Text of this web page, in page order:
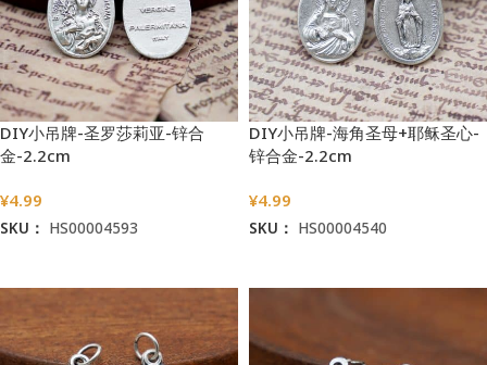
DIY小吊牌-圣罗莎莉亚-锌合
金-2.2cm
¥4.99
SKU： HS00004593
DIY小吊牌-海角圣母+耶稣圣心-
锌合金-2.2cm
¥4.99
SKU： HS00004540